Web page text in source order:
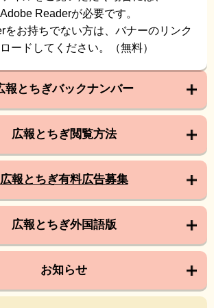
Readerが必要です。
をお持ちでない方は、バナーのリンク
ードしてください。（無料）
報とちぎバックナンバー
広報とちぎ閲覧方法
広報とちぎ有料広告募集
広報とちぎ外国語版
お知らせ